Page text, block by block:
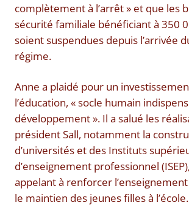
complètement à l’arrêt » et que les
sécurité familiale bénéficiant à 350
soient suspendues depuis l’arrivée
régime.
Anne a plaidé pour un
l’éducation, « socle humain
développement ». Il a salué les
président Sall, notamment la
d’universités et des Instituts
d’enseignement professionnel
appelant à renforcer
le maintien des jeunes filles à l’école.